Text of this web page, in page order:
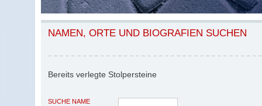
NAMEN, ORTE UND BIOGRAFIEN SUCHEN
Bereits verlegte Stolpersteine
SUCHE NAME